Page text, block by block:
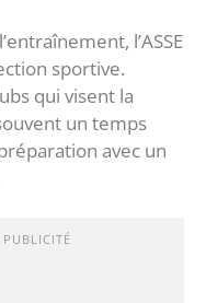
l’ASSE
sportive.
qui visent la
un temps
avec un
PUBLICITÉ